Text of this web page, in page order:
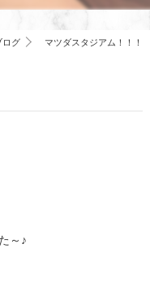
ログ マツダスタジアム！！！
～♪